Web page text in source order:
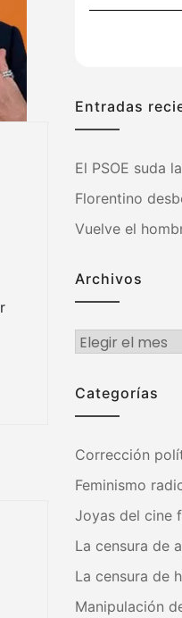
Entradas
El PSOE suda
Florentino
Vuelve el
Archivos
Archivos
Categorías
Corrección
Feminismo
Joyas del cine
La censura de
La censura de
Manipulación